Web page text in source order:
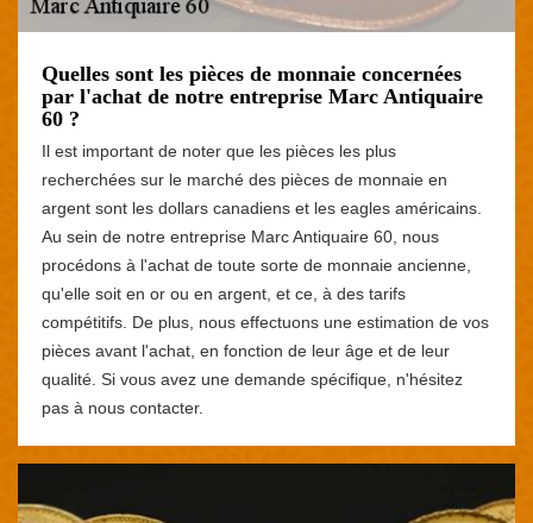
Quelles sont les pièces de monnaie concernées
par l'achat de notre entreprise Marc Antiquaire
60 ?
Il est important de noter que les pièces les plus
recherchées sur le marché des pièces de monnaie en
argent sont les dollars canadiens et les eagles américains.
Au sein de notre entreprise Marc Antiquaire 60, nous
procédons à l'achat de toute sorte de monnaie ancienne,
qu'elle soit en or ou en argent, et ce, à des tarifs
compétitifs. De plus, nous effectuons une estimation de vos
pièces avant l'achat, en fonction de leur âge et de leur
qualité. Si vous avez une demande spécifique, n'hésitez
pas à nous contacter.